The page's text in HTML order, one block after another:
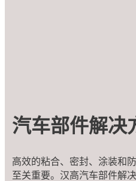
汽车部件解决
高效的粘合、密封、涂装和
至关重要。汉高汽车部件解